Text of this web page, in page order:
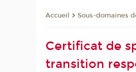
Accueil Sous-domaines
Certificat de
transition